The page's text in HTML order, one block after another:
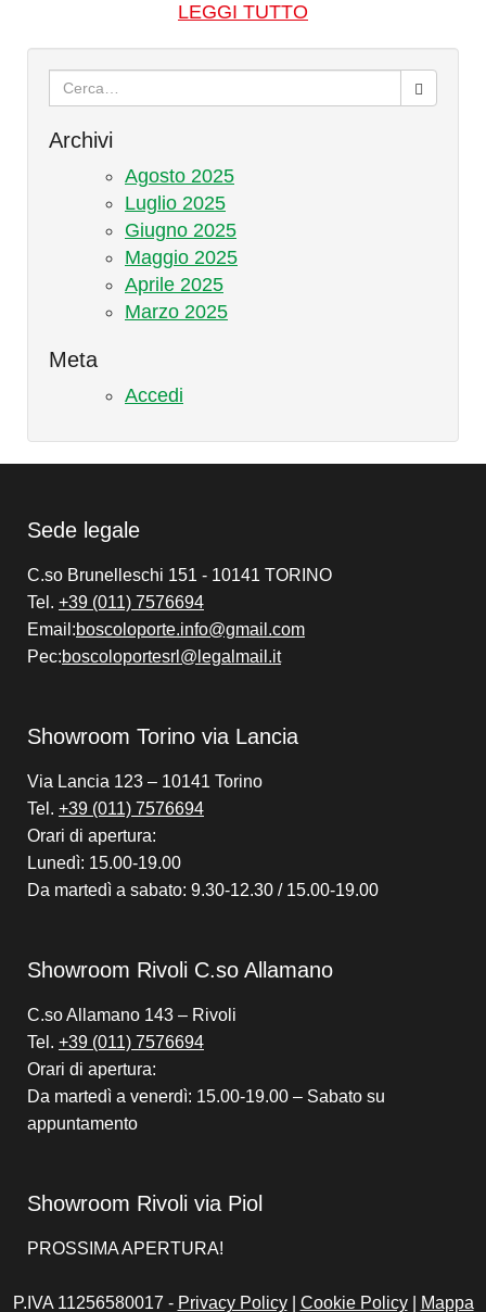
LEGGI TUTTO
Cerca:
Archivi
Agosto 2025
Luglio 2025
Giugno 2025
Maggio 2025
Aprile 2025
Marzo 2025
Meta
Accedi
Sede legale
C.so Brunelleschi 151 - 10141 TORINO
Tel. +39 (011) 7576694
Email:boscoloporte.info@gmail.com
Pec:boscoloportesrl@legalmail.it
Showroom Torino via Lancia
Via Lancia 123 – 10141 Torino
Tel. +39 (011) 7576694
Orari di apertura:
Lunedì: 15.00-19.00
Da martedì a sabato: 9.30-12.30 / 15.00-19.00
Showroom Rivoli C.so Allamano
C.so Allamano 143 – Rivoli
Tel. +39 (011) 7576694
Orari di apertura:
Da martedì a venerdì: 15.00-19.00 – Sabato su
appuntamento
Showroom Rivoli via Piol
PROSSIMA APERTURA!
P.IVA 11256580017 - Privacy Policy| Cookie Policy| Mappa